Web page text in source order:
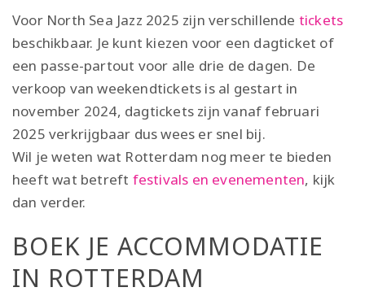
Voor North Sea Jazz 2025 zijn verschillende tickets
beschikbaar. Je kunt kiezen voor een dagticket of
een passe-partout voor alle drie de dagen. De
verkoop van weekendtickets is al gestart in
november 2024, dagtickets zijn vanaf februari
2025 verkrijgbaar dus wees er snel bij.
Wil je weten wat Rotterdam nog meer te bieden
heeft wat betreft festivals en evenementen, kijk
dan verder.
BOEK JE ACCOMMODATIE
IN ROTTERDAM